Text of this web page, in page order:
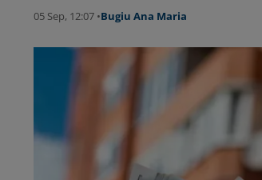
05 Sep, 12:07 •Bugiu ⁠Ana Maria